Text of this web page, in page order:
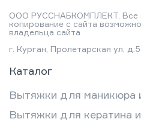
ООО РУССНАБКОМПЛЕКТ. Все
копирование с сайта
владельца сайта
г. Курган, Пролетарская ул,
Каталог
Вытяжки для маникюра
Вытяжки для кератина